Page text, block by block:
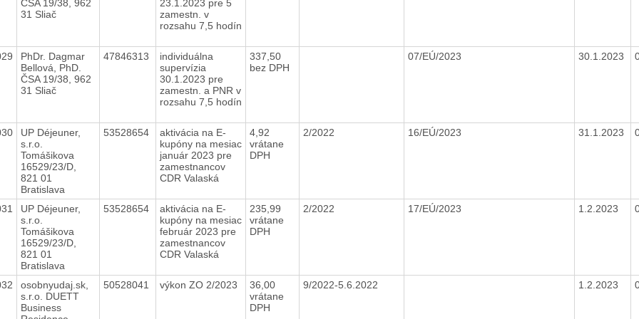
ČSA 19/38, 962
31 Sliač
23.1.2023 pre 5
zamestn. v
rozsahu 7,5 hodín
PhDr. Dagmar
Bellová, PhD.
ČSA 19/38, 962
31 Sliač
47846313
individuálna
supervízia
30.1.2023 pre
zamestn. a PNR v
rozsahu 7,5 hodín
337,50
bez DPH
07/EÚ/2023 30.1.2023
UP Déjeuner,
s.r.o.
Tomášikova
16529/23/D,
821 01
Bratislava
53528654
aktivácia na E-
kupóny na mesiac
január 2023 pre
zamestnancov
CDR Valaská
4,92
vrátane
DPH
2/2022 16/EÚ/2023 31.1.2023
UP Déjeuner,
s.r.o.
Tomášikova
16529/23/D,
821 01
Bratislava
53528654
aktivácia na E-
kupóny na mesiac
február 2023 pre
zamestnancov
CDR Valaská
235,99
vrátane
DPH
2/2022 17/EÚ/2023 1.2.2023
osobnyudaj.sk,
s.r.o. DUETT
Business
50528041 výkon ZO 2/2023
36,00
vrátane
DPH
9/2022-5.6.2022 1.2.2023